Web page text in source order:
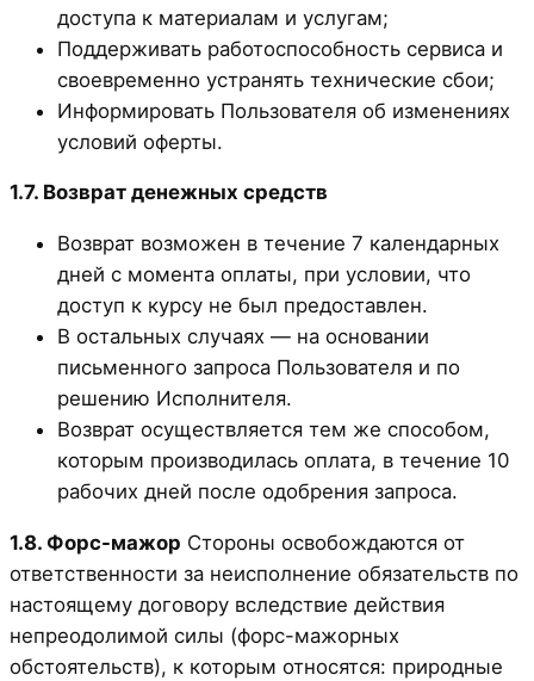
доступа к материалам и услугам;
Поддерживать работоспособность сервиса и
своевременно устранять технические сбои;
Информировать Пользователя об изменениях
условий оферты.
1.7. Возврат денежных средств
Возврат возможен в течение 7 календарных
дней с момента оплаты, при условии, что
доступ к курсу не был предоставлен.
В остальных случаях — на основании
письменного запроса Пользователя и по
решению Исполнителя.
Возврат осуществляется тем же способом,
которым производилась оплата, в течение 10
рабочих дней после одобрения запроса.
1.8. Форс-мажор Стороны освобождаются от
ответственности за неисполнение обязательств по
настоящему договору вследствие действия
непреодолимой силы (форс-мажорных
обстоятельств), к которым относятся: природные